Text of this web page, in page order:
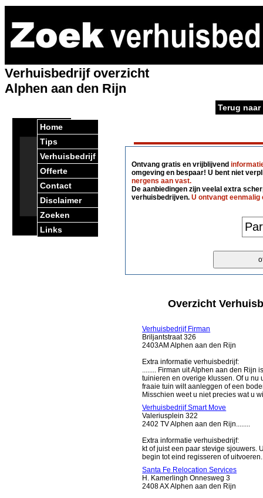
Home
Tips
Verhuisbedrijf
Offerte
Contact
Disclaimer
Zoeken
Links
Verhuisbedrijf overzicht
Alphen aan den Rijn
Terug
Ontvang gratis en vrijblijvend
omgeving en bespaar! U bent niet
nergens aan vast.
De aanbiedingen zijn veelal extra
verhuisbedrijven.U ontvangt eenmalig
Overzicht
Verhuisbedrijf Firman
Briljantstraat 326
2403AM Alphen aan den Rijn
Extra informatie verhuisbedrijf:
........ Firman uit Alphen aan den Rijn
tuinieren en overige klussen. Of u
fraaie tuin wilt aanleggen of een
Misschien weet u niet precies wat u
Verhuisbedrijf Smart Move
Valeriusplein 322
2402 TV Alphen aan den Rijn........
Extra informatie verhuisbedrijf:
kt of juist een paar stevige sjouwers.
begin tot eind regisseren of
Santa Fe Relocation Services
H. Kamerlingh Onnesweg 3
2408 AX Alphen aan den Rijn